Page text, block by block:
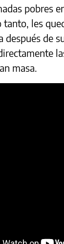
pobres
les
después de
masa.